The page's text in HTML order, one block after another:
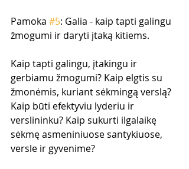
Pamoka #5: Galia - kaip tapti galingu
žmogumi ir daryti įtaką kitiems.
Kaip tapti galingu, įtakingu ir
gerbiamu žmogumi? Kaip elgtis su
žmonėmis, kuriant sėkmingą verslą?
Kaip būti efektyviu lyderiu ir
verslininku? Kaip sukurti ilgalaikę
sėkmę asmeniniuose santykiuose,
versle ir gyvenime?